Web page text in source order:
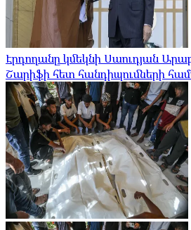
Էրդողանը կմեկնի Սաուդյան
Շարիֆի հետ հանդիպումների